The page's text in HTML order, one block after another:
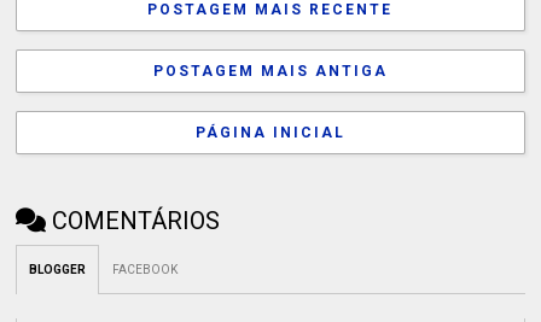
POSTAGEM MAIS RECENTE
POSTAGEM MAIS ANTIGA
PÁGINA INICIAL
COMENTÁRIOS
BLOGGER FACEBOOK